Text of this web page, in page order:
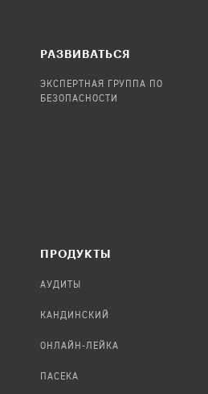
РАЗВИВАТЬСЯ
ЭКСПЕРТНАЯ ГРУППА ПО
БЕЗОПАСНОСТИ
ПРОДУКТЫ
АУДИТЫ
КАНДИНСКИЙ
ОНЛАЙН-ЛЕЙКА
ПАСЕКА